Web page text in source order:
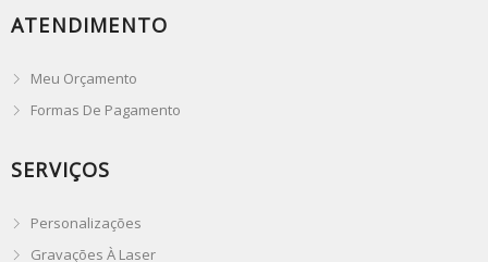
ATENDIMENTO
Meu Orçamento
Formas De Pagamento
SERVIÇOS
Personalizações
Gravações À Laser